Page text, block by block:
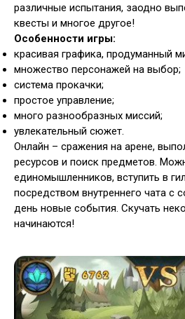
различные испытания, заодно
квесты и многое другое!
Особенности игры:
красивая графика, продуманный
множество персонажей на выбор;
система прокачки;
простое управление;
много разнообразных миссий;
увлекательный сюжет.
Онлайн – сражения на арене,
ресурсов и поиск предметов.
единомышленников, вступить в
посредством внутреннего чата
день новые события. Скучать
начинаются!